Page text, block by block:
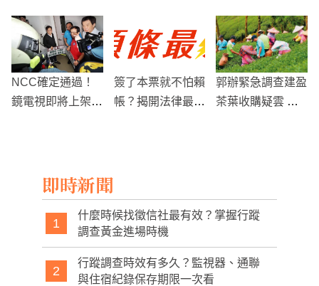
嚇壞客人 業者道
歉整桌免單、衛生
局開罰3萬
NCC確定通過！
鏡電視即將上架8
簽了本票就不怕賴
帳？揭開法律最強
郭辦緊急調查建盈
茶葉收購疑雲 涉
即時新聞
1
什麼時候找徵信社最有效？掌握行蹤
調查黃金進場時機
2
行蹤調查時效有多久？監視器、通聯
與住宿紀錄保存期限一次看